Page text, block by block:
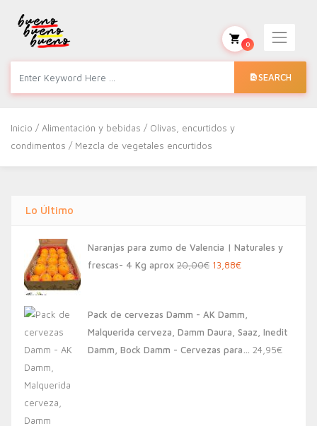
SEARCH
0
Inicio /Alimentación y bebidas / Olivas, encurtidos y
condimentos / Mezcla de vegetales encurtidos
Lo Último
Naranjas para zumo de Valencia | Naturales y
frescas- 4 Kg aprox 20,00€ El
era:
20,00€.
13,88€El
es:
13,88€.
Pack de cervezas Damm - AK Damm,
Malquerida cerveza, Damm Daura, Saaz, Inedit
Damm, Bock Damm - Cervezas para… 24,95€